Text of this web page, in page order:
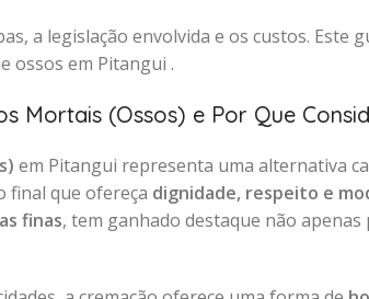
a legislação envolvida e os custos.
ossos em Pitangui .
Mortais (Ossos) e Por Que
em Pitangui representa uma alternativa
final que ofereça dignidade, respeito e
finas, tem ganhado destaque não